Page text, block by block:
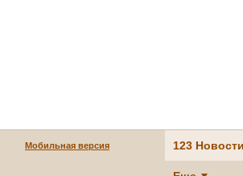
Мобильная версия 123 Новости